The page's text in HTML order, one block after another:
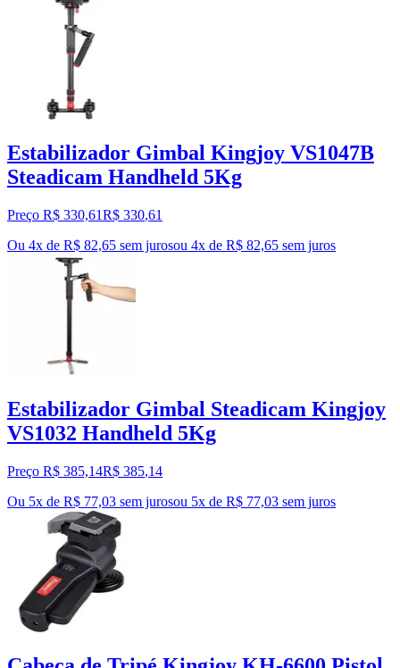
Estabilizador Gimbal Kingjoy VS1047B
Steadicam Handheld 5Kg
Preço R$ 330,61R$ 330,61
Ou 4x de R$ 82,65 sem jurosou 4x de R$ 82,65 sem juros
Estabilizador Gimbal Steadicam Kingjoy
VS1032 Handheld 5Kg
Preço R$ 385,14R$ 385,14
Ou 5x de R$ 77,03 sem jurosou 5x de R$ 77,03 sem juros